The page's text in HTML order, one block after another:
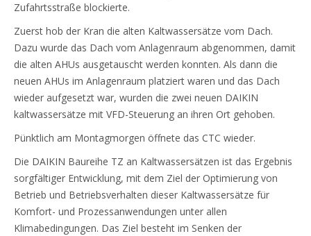
Zufahrtsstraße blockierte.
Zuerst hob der Kran die alten Kaltwassersätze vom Dach.
Dazu wurde das Dach vom Anlagenraum abgenommen, damit
die alten AHUs ausgetauscht werden konnten. Als dann die
neuen AHUs im Anlagenraum platziert waren und das Dach
wieder aufgesetzt war, wurden die zwei neuen DAIKIN
kaltwassersätze mit VFD-Steuerung an ihren Ort gehoben.
Pünktlich am Montagmorgen öffnete das CTC wieder.
Die DAIKIN Baureihe TZ an Kaltwassersätzen ist das Ergebnis
sorgfältiger Entwicklung, mit dem Ziel der Optimierung von
Betrieb und Betriebsverhalten dieser Kaltwassersätze für
Komfort- und Prozessanwendungen unter allen
Klimabedingungen. Das Ziel besteht im Senken der